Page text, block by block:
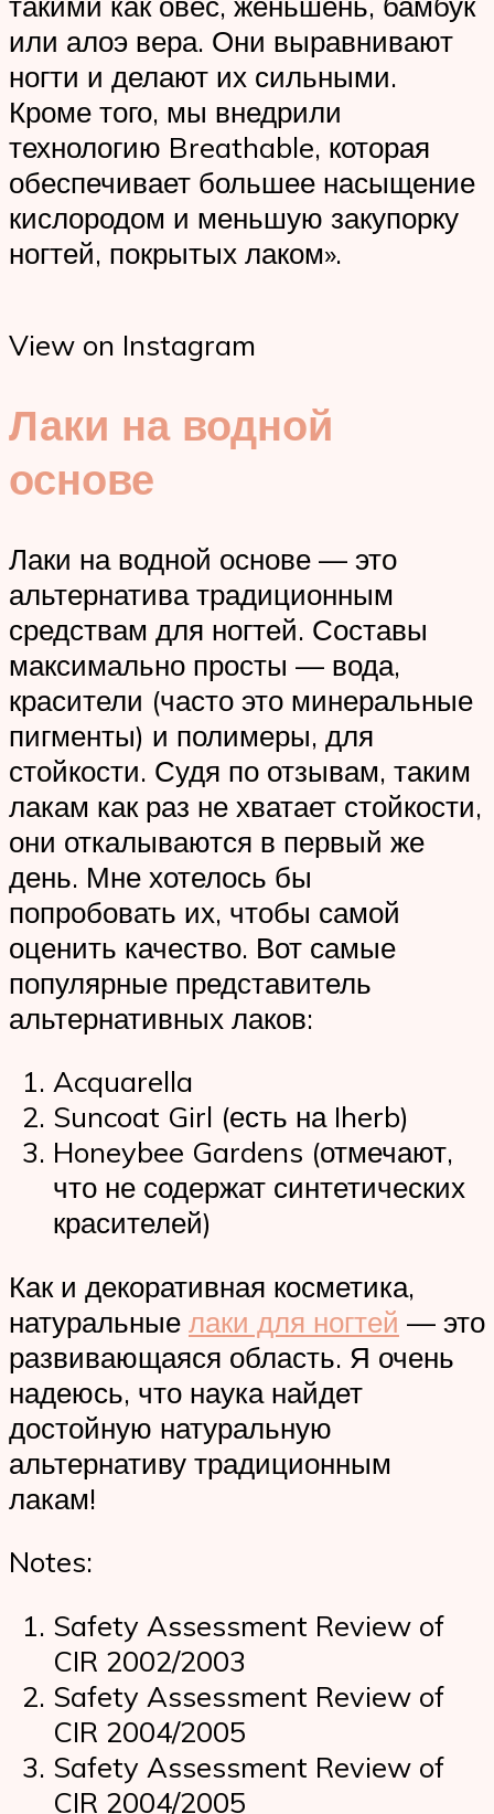
или алоэ вера. Они выравнивают
ногти и делают их сильными.
Кроме того, мы внедрили
технологию Breathable, которая
обеспечивает большее насыщение
кислородом и меньшую закупорку
ногтей, покрытых лаком».
View on Instagram
Лаки на водной
основе
Лаки на водной основе — это
альтернатива традиционным
средствам для ногтей. Составы
максимально просты — вода,
красители (часто это минеральные
пигменты) и полимеры, для
стойкости. Судя по отзывам, таким
лакам как раз не хватает стойкости,
они откалываются в первый же
день. Мне хотелось бы
попробовать их, чтобы самой
оценить качество. Вот самые
популярные представитель
альтернативных лаков:
Acquarella
Suncoat Girl (есть на Iherb)
Honeybee Gardens (отмечают,
что не содержат синтетических
красителей)
Как и декоративная косметика,
натуральные лаки для ногтей — это
развивающаяся область. Я очень
надеюсь, что наука найдет
достойную натуральную
альтернативу традиционным
лакам!
Notes:
Safety Assessment Review of
CIR 2002/2003
Safety Assessment Review of
CIR 2004/2005
Safety Assessment Review of
CIR 2004/2005